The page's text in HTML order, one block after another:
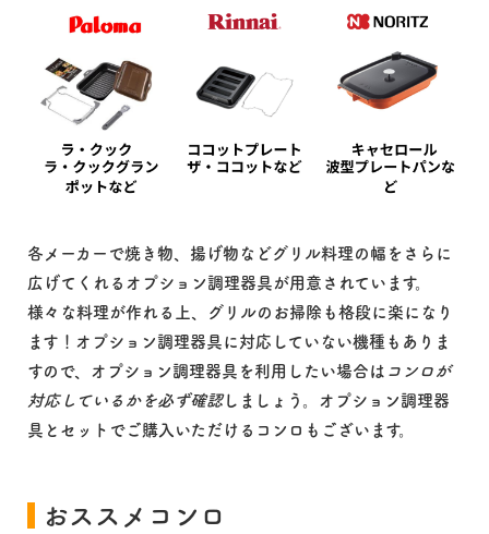
各メーカーで焼き物、揚げ物などグリル料理の幅をさらに
広げてくれるオプション調理器具が用意されています。
様々な料理が作れる上、グリルのお掃除も格段に楽になり
ます！オプション調理器具に対応していない機種もありま
すので、オプション調理器具を利用したい場合は コンロが
対応しているかを必ず確認しましょう。オプション調理器
具とセットでご購入いただけるコンロもございます。
おススメコンロ